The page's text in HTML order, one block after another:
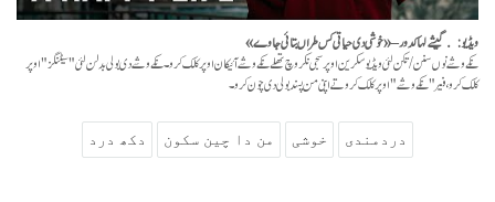
ویڈیو: گیشے لہاکدور – «خوشی دی حیاتی کس طراں بتائی جاوے»
نکے وشے نوں سنن/تکن لئی ویڈیو سکرین اوپر سجی نکر وچ تھلے نکے وشے آئیکان اوپر کلک کرو۔ نکے وشے دی بولی بدلن لئی "سیٹنگز" اوپر
کلک کرو، فیر "نکے وشے" اوپر کلک کرو تے اپنی من پسند بولی دی چون کرو۔
دردمندی خوشی من دا چین سکون دکھ درد